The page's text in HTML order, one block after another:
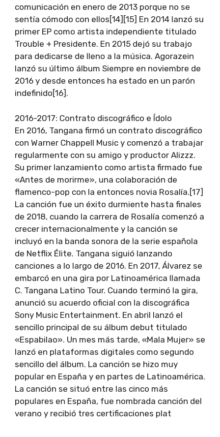
comunicación en enero de 2013 porque no se
sentía cómodo con ellos[14][15] En 2014 lanzó su
primer EP como artista independiente titulado
Trouble + Presidente. En 2015 dejó su trabajo
para dedicarse de lleno a la música. Agorazein
lanzó su último álbum Siempre en noviembre de
2016 y desde entonces ha estado en un parón
indefinido[16].
2016-2017: Contrato discográfico e Ídolo
En 2016, Tangana firmó un contrato discográfico
con Warner Chappell Music y comenzó a trabajar
regularmente con su amigo y productor Alizzz.
Su primer lanzamiento como artista firmado fue
«Antes de morirme», una colaboración de
flamenco-pop con la entonces novia Rosalía.[17]
La canción fue un éxito durmiente hasta finales
de 2018, cuando la carrera de Rosalía comenzó a
crecer internacionalmente y la canción se
incluyó en la banda sonora de la serie española
de Netflix Élite. Tangana siguió lanzando
canciones a lo largo de 2016. En 2017, Álvarez se
embarcó en una gira por Latinoamérica llamada
C. Tangana Latino Tour. Cuando terminó la gira,
anunció su acuerdo oficial con la discográfica
Sony Music Entertainment. En abril lanzó el
sencillo principal de su álbum debut titulado
«Espabilao». Un mes más tarde, «Mala Mujer» se
lanzó en plataformas digitales como segundo
sencillo del álbum. La canción se hizo muy
popular en España y en partes de Latinoamérica.
La canción se situó entre las cinco más
populares en España, fue nombrada canción del
verano y recibió tres certificaciones plat